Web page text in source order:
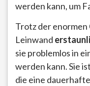
werden kann, um
Trotz der
Leinwand
sie problemlos in
werden kann. Sie
die eine